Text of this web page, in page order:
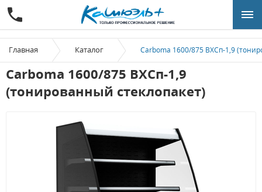
Главная Каталог Carboma 1600/875 ВХСп-1,9
Carboma 1600/875 ВХСп-1,9
(тонированный cтеклопакет)